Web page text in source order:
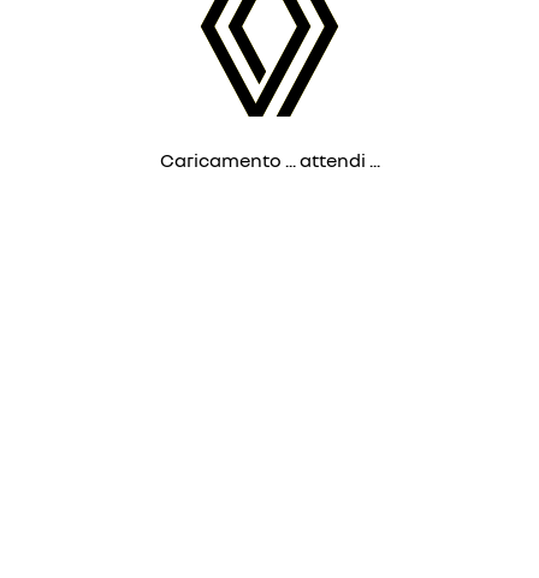
Caricamento ... attendi ...